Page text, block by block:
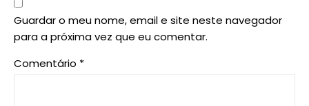
Guardar o meu nome, email e site neste navegador
para a próxima vez que eu comentar.
Comentário *